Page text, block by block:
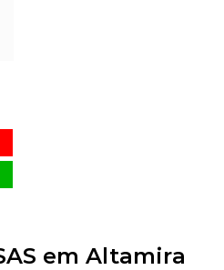
em Altamira